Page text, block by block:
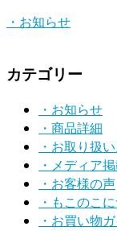
・お知らせ
カテゴリー
・お知らせ
・商品詳細
・お取り扱
・メディア
・お客様の声
・もこのこ
・お買い物